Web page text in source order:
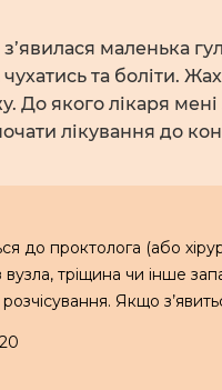
маленька
та боліти.
До якого лікаря
лікування до
до проктолога (або
тріщина чи інше
Якщо